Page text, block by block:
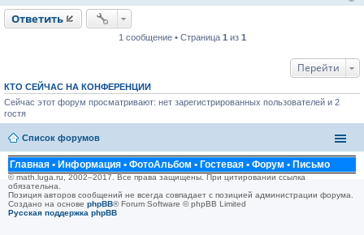
Ответить
1 сообщение • Страница 1 из 1
Перейти
КТО СЕЙЧАС НА КОНФЕРЕНЦИИ
Сейчас этот форум просматривают: нет зарегистрированных пользователей и 2
гостя
Список форумов
Главная • Информация • ФотоАльбом • Гостевая • Форум • Письмо
© math.luga.ru, 2002–2017. Все права защищены. При цитировании ссылка
обязательна.
Позиция авторов сообщений не всегда совпадает с позицией администрации форума.
Создано на основе phpBB® Forum Software © phpBB Limited
Русская поддержка phpBB